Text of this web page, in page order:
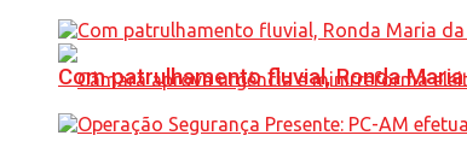
Com patrulhamento fluvial, Ronda